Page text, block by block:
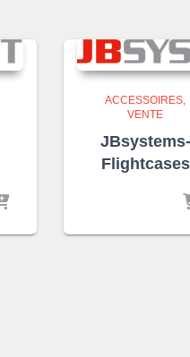
ACCESSOIRES
VENTE
JBsystems-
Flightcases